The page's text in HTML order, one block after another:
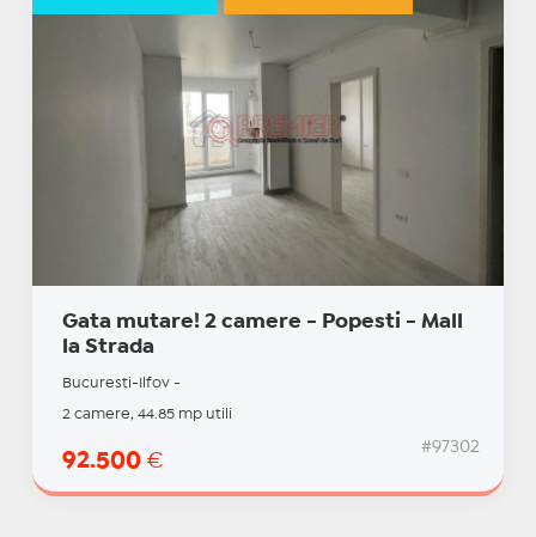
Gata mutare! 2 camere - Popesti - Mall
la Strada
Bucuresti-Ilfov -
2 camere, 44.85 mp utili
92.500 €
#97302